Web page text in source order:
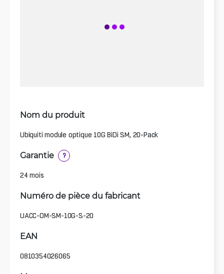
Nom du produit
Ubiquiti module optique 10G BiDi SM, 20-Pack
Garantie ?
24 mois
Numéro de pièce du fabricant
UACC-OM-SM-10G-S-20
EAN
0810354026065